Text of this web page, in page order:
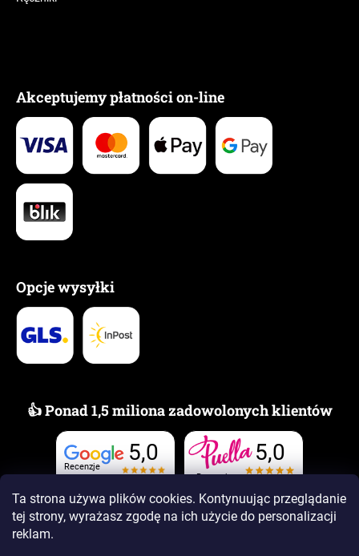
Ta strona używa plików cookies. Kontynuując przeglądanie
tej strony, wyrażasz zgodę na ich użycie do personalizacji
reklam.
Akceptujemy płatności on-line
Opcje wysyłki
👍 Ponad 1,5 miliona zadowolonych klientów
Recenzje
5,0
Recenzje
5,0